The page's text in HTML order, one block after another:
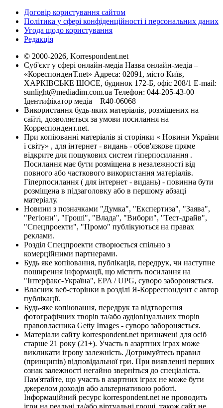
Договір користування сайтом
Політика у сфері конфіденційності і персональних даних
Угода щодо користування
Редакція
© 2000-2026, Korrespondent.net
Суб'єкт у сфері онлайн-медіа Назва онлайн-медіа –
«КореспонденТ.net» Адреса: 02091, місто Київ,
ХАРКІВСЬКЕ ШОСЕ, будинок 172-Б, офіс 208/1 E-mail:
sunlight@mediadim.com.ua Телефон: 044-205-43-00
Ідентифікатор медіа – R40-06068
Використання будь-яких матеріалів, розміщених на
сайті, дозволяється за умови посилання на
Корреспондент.net.
При копіюванні матеріалів зі сторінки « Новини України
і світу» , для інтернет - видань - обов'язкове пряме
відкрите для пошукових систем гіперпосилання .
Посилання має бути розміщена в незалежності від
повного або часткового використання матеріалів.
Гіперпосилання ( для інтернет - видань) - повинна бути
розміщена в підзаголовку або в першому абзаці
матеріалу.
Новини з позначками "Думка", "Експертиза", "Заява",
"Регіони", "Гроші", "Влада", "Вибори", "Тест-драйв",
"Спецпроекти", "Промо" публікуються на правах
реклами.
Розділ Спецпроекти створюється спільно з
комерційними партнерами.
Будь яке копіювання, публікація, передрук, чи наступне
поширення інформації, що містить посилання на
"Інтерфакс-Україна", EPA / UPG, суворо забороняється.
Власник веб-сторінки в розділі Я-Корреспондент є автор
публікації.
Будь-яке копіювання, передрук та відтворення
фотографічних творів та/або аудіовізуальних творів
правовласника Getty Images - суворо забороняється.
Матеріали сайту korrespondent.net призначені для осіб
старше 21 року (21+). Участь в азартних іграх може
викликати ігрову залежність. Дотримуйтесь правил
(принципів) відповідальної гри. При виявленні перших
ознак залежності негайно зверніться до спеціаліста.
Пам'ятайте, що участь в азартних іграх не може бути
джерелом доходів або альтернативою роботі.
Інформаційний ресурс korrespondent.net не проводить
ігри на реальні та/або віртуальні гроші, також сайт не